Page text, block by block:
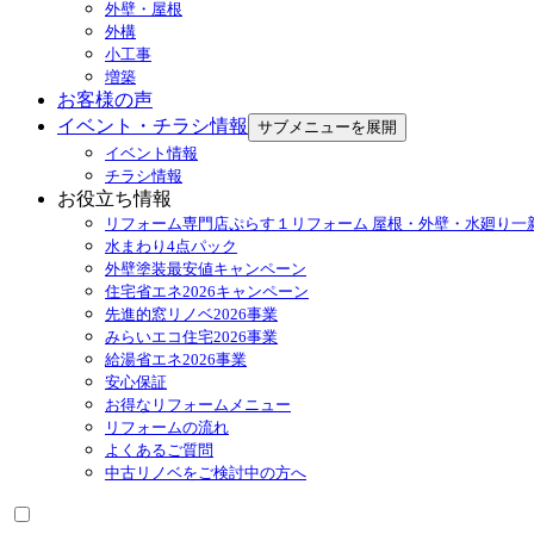
外壁・屋根
外構
小工事
増築
お客様の声
イベント・チラシ情報
サブメニューを展開
イベント情報
チラシ情報
お役立ち情報
リフォーム専門店ぷらす１リフォーム 屋根・外壁・水廻り一
水まわり4点パック
外壁塗装最安値キャンペーン
住宅省エネ2026キャンペーン
先進的窓リノベ2026事業
みらいエコ住宅2026事業
給湯省エネ2026事業
安心保証
お得なリフォームメニュー
リフォームの流れ
よくあるご質問
中古リノベをご検討中の方へ